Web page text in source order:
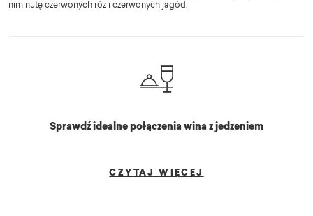
nim nutę czerwonych róż i czerwonych jagód.
Sprawdź idealne połączenia wina z jedzeniem
CZYTAJ WIĘCEJ